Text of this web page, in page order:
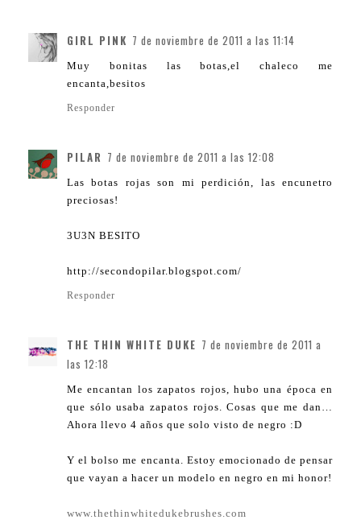
GIRL PINK 7 de noviembre de 2011 a las 11:14
Muy bonitas las botas,el chaleco me
encanta,besitos
Responder
PILAR 7 de noviembre de 2011 a las 12:08
Las botas rojas son mi perdición, las encunetro
preciosas!
3U3N BESITO
http://secondopilar.blogspot.com/
Responder
THE THIN WHITE DUKE 7 de noviembre de 2011 a
las 12:18
Me encantan los zapatos rojos, hubo una época en
que sólo usaba zapatos rojos. Cosas que me dan…
Ahora llevo 4 años que solo visto de negro :D
Y el bolso me encanta. Estoy emocionado de pensar
que vayan a hacer un modelo en negro en mi honor!
www.thethinwhitedukebrushes.com